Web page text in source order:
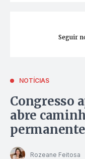
Seguir
NOTÍCIAS
Congresso
abre
Rozeane Feitosa